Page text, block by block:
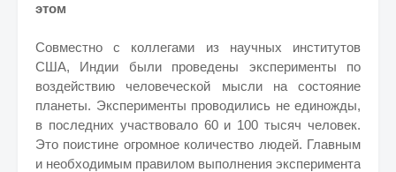
этом
Совместно с коллегами из научных институтов
США, Индии были проведены эксперименты по
воздействию человеческой мысли на состояние
планеты. Эксперименты проводились не единожды,
в последних участвовало 60 и 100 тысяч человек.
Это поистине огромное количество людей. Главным
и необходимым правилом выполнения эксперимента